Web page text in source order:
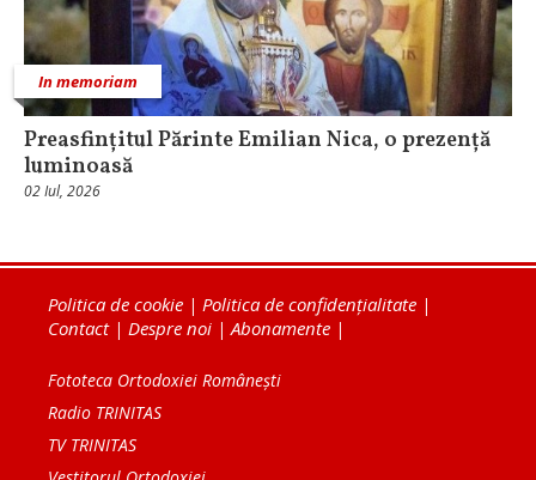
In memoriam
Preasfințitul Părinte Emilian Nica, o prezență
luminoasă
02 Iul, 2026
Politica de cookie | Politica de confidențialitate |
Contact| Despre noi |Abonamente |
Fototeca Ortodoxiei Românești
Radio TRINITAS
TV TRINITAS